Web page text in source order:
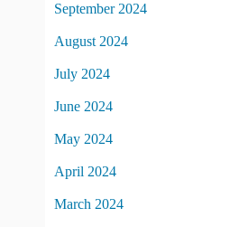
September 2024
August 2024
July 2024
June 2024
May 2024
April 2024
March 2024